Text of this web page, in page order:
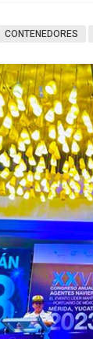
CONTENEDORES